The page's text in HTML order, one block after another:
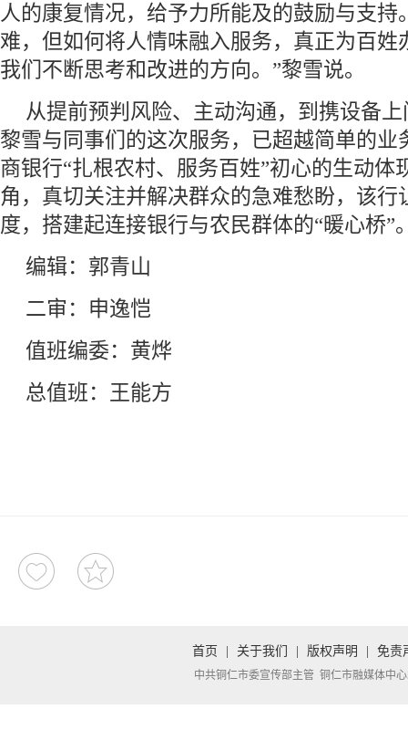
人的康复情况，给予力所能及的鼓励与支持
难，但如何将人情味融入服务，真正为百姓
我们不断思考和改进的方向。”黎雪说。
从提前预判风险、主动沟通，到携设备
黎雪与同事们的这次服务，已超越简单的业
商银行“扎根农村、服务百姓”初心的生动体
角，真切关注并解决群众的急难愁盼，该行
度，搭建起连接银行与农民群体的“暖心桥”
编辑：郭青山
二审：申逸恺
值班编委：黄烨
总值班：王能方
首页 关于我们 版权声明 免责
中共铜仁市委宣传部主管 铜仁市融媒体中心